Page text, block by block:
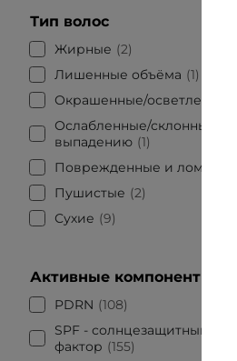
Тип волос
Жирные
2
Лишенные объёма
1
Окрашенные/осветленные
Ослабленные/склонны к
выпадению 1
Поврежденные и ломкие
Пушистые
2
Сухие
9
Активные компоненты
PDRN
108
SPF - солнцезащитный
фактор
155